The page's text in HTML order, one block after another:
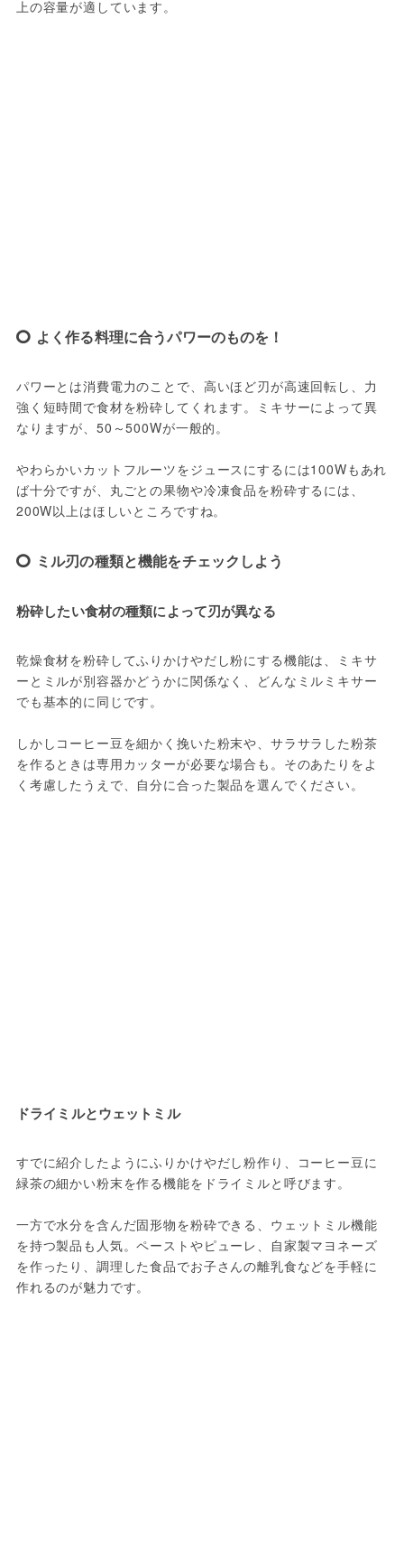
上の容量が適しています。
よく作る料理に合うパワーのものを！
パワーとは消費電力のことで、高いほど刃が高速回転し、力
強く短時間で食材を粉砕してくれます。ミキサーによって異
なりますが、50～500Wが一般的。
やわらかいカットフルーツをジュースにするには100Wもあれ
ば十分ですが、丸ごとの果物や冷凍食品を粉砕するには、
200W以上はほしいところですね。
ミル刃の種類と機能をチェックしよう
粉砕したい食材の種類によって刃が異なる
乾燥食材を粉砕してふりかけやだし粉にする機能は、ミキサ
ーとミルが別容器かどうかに関係なく、どんなミルミキサー
でも基本的に同じです。
しかしコーヒー豆を細かく挽いた粉末や、サラサラした粉茶
を作るときは専用カッターが必要な場合も。そのあたりをよ
く考慮したうえで、自分に合った製品を選んでください。
ドライミルとウェットミル
すでに紹介したようにふりかけやだし粉作り、コーヒー豆に
緑茶の細かい粉末を作る機能をドライミルと呼びます。
一方で水分を含んだ固形物を粉砕できる、ウェットミル機能
を持つ製品も人気。ペーストやピューレ、自家製マヨネーズ
を作ったり、調理した食品でお子さんの離乳食などを手軽に
作れるのが魅力です。